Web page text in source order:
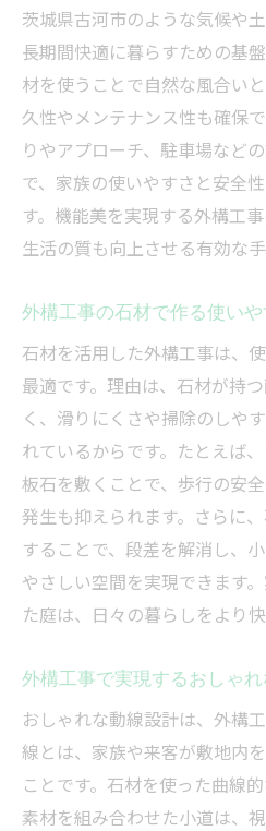
茨城県古河市のような気候や
長期間快適に暮らすための基
材を使うことで自然な風合い
久性やメンテナンス性も確保
りやアプローチ、駐車場など
で、家族の使いやすさと安全
す。機能美を実現する外構工
生活の質も向上させる有効な手
外構工事の石材で作る使い
石材を活用した外構工事は、
最適です。理由は、石材が持
く、滑りにくさや掃除のしや
れているからです。たとえば
板石を敷くことで、歩行の安
発生も抑えられます。さらに
することで、段差を解消し、
やさしい空間を実現できます
た庭は、日々の暮らしをより快
外構工事で実現するおしゃ
おしゃれな動線設計は、外構
線とは、家族や来客が敷地内
ことです。石材を使った曲線
素材を組み合わせた小道は、